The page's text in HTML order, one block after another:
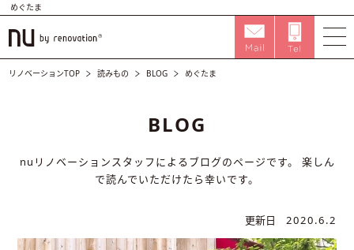
めぐたま
リノベーションTOP 読みもの BLOG めぐたま
BLOG
nuリノベーションスタッフによるブログのページです。
楽しん
で読んでいただけたら幸いです。
更新日 2020.6.2